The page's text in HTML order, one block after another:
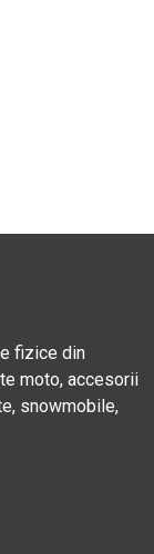
fizice din
moto, accesorii
snowmobile,